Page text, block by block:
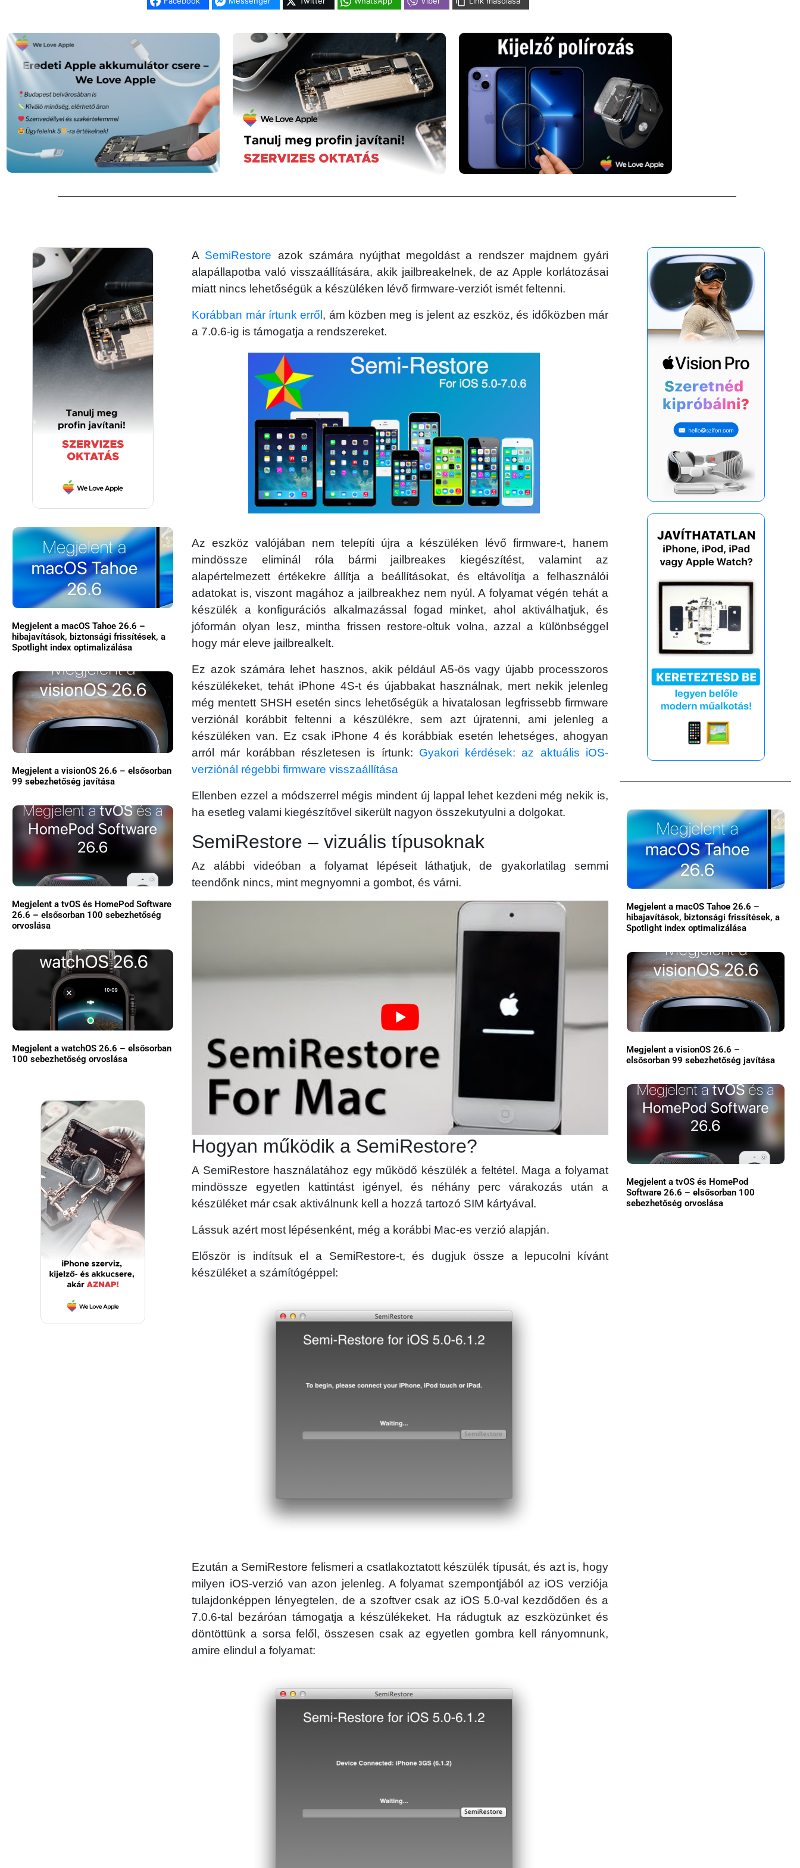
Megjelent a macOS Tahoe 26.6 –
hibajavítások, biztonsági frissítések, a
Spotlight index optimalizálása
Megjelent a visionOS 26.6 – elsősorban
99 sebezhetőség javítása
Megjelent a tvOS és HomePod Software
26.6 – elsősorban 100 sebezhetőség
orvoslása
Megjelent a watchOS 26.6 – elsősorban
100 sebezhetőség orvoslása
A SemiRestore azok számára nyújthat megoldást a rendszer majdnem gyári
alapállapotba való visszaállítására, akik jailbreakelnek, de az Apple korlátozásai
miatt nincs lehetőségük a készüléken lévő firmware-verziót ismét feltenni.
Korábban már írtunk erről , ám közben meg is jelent az eszköz, és időközben már
a 7.0.6-ig is támogatja a rendszereket.
Az eszköz valójában nem telepíti újra a készüléken lévő firmware-t, hanem
mindössze eliminál róla bármi jailbreakes kiegészítést, valamint az
alapértelmezett értékekre állítja a beállításokat, és eltávolítja a felhasználói
adatokat is, viszont magához a jailbreakhez nem nyúl. A folyamat végén tehát a
készülék a konfigurációs alkalmazással fogad minket, ahol aktiválhatjuk, és
jóformán olyan lesz, mintha frissen restore-oltuk volna, azzal a különbséggel
hogy már eleve jailbrealkelt.
Ez azok számára lehet hasznos, akik például A5-ös vagy újabb processzoros
készülékeket, tehát iPhone 4S-t és újabbakat használnak, mert nekik jelenleg
még mentett SHSH esetén sincs lehetőségük a hivatalosan legfrissebb firmware
verziónál korábbit feltenni a készülékre, sem azt újratenni, ami jelenleg a
készüléken van. Ez csak iPhone 4 és korábbiak esetén lehetséges, ahogyan
arról már korábban részletesen is írtunk: Gyakori kérdések: az aktuális iOS-
verziónál régebbi firmware visszaállítása
Ellenben ezzel a módszerrel mégis mindent új lappal lehet kezdeni még nekik is,
ha esetleg valami kiegészítővel sikerült nagyon összekutyulni a dolgokat.
SemiRestore – vizuális típusoknak
Az alábbi videóban a folyamat lépéseit láthatjuk, de gyakorlatilag semmi
teendőnk nincs, mint megnyomni a gombot, és várni.
Hogyan működik a SemiRestore?
A SemiRestore használatához egy működő készülék a feltétel. Maga a folyamat
mindössze egyetlen kattintást igényel, és néhány perc várakozás után a
készüléket már csak aktiválnunk kell a hozzá tartozó SIM kártyával.
Lássuk azért most lépésenként, még a korábbi Mac-es verzió alapján.
Először is indítsuk el a SemiRestore-t, és dugjuk össze a lepucolni kívánt
készüléket a számítógéppel:
Ezután a SemiRestore felismeri a csatlakoztatott készülék típusát, és azt is, hogy
milyen iOS-verzió van azon jelenleg. A folyamat szempontjából az iOS verziója
tulajdonképpen lényegtelen, de a szoftver csak az iOS 5.0-val kezdődően és a
7.0.6-tal bezáróan támogatja a készülékeket. Ha rádugtuk az eszközünket és
döntöttünk a sorsa felől, összesen csak az egyetlen gombra kell rányomnunk,
amire elindul a folyamat:
Megjelent a macOS Tahoe 26.6 –
hibajavítások, biztonsági frissítések, a
Spotlight index optimalizálása
Megjelent a visionOS 26.6 –
elsősorban 99 sebezhetőség javítása
Megjelent a tvOS és HomePod
Software 26.6 – elsősorban 100
sebezhetőség orvoslása
Főoldal
Közösség
GYIK
Használt Apple
Apple szerviz